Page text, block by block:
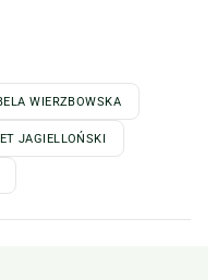
WIERZBOWSKA
JAGIELLOŃSKI